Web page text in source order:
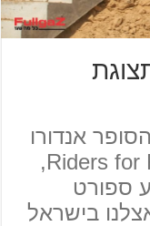
הסופר אנדורו
ישראל, בהפקה של Riders for Riders,
ספורט
בישראל